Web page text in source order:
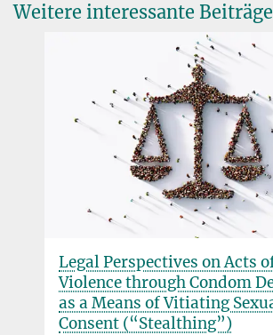
Weitere interessante Beiträge
on Acts of Sexual
through Condom Deception
of Vitiating Sexual
(“Stealthing”)